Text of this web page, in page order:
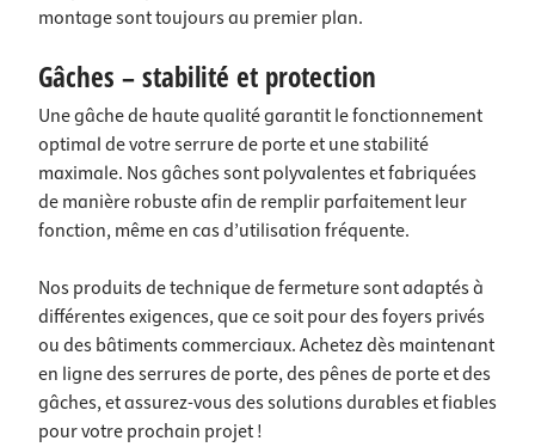
montage sont toujours au premier plan.
Gâches – stabilité et protection
Une gâche de haute qualité garantit le fonctionnement
optimal de votre serrure de porte et une stabilité
maximale. Nos gâches sont polyvalentes et fabriquées
de manière robuste afin de remplir parfaitement leur
fonction, même en cas d’utilisation fréquente.
Nos produits de technique de fermeture sont adaptés à
différentes exigences, que ce soit pour des foyers privés
ou des bâtiments commerciaux. Achetez dès maintenant
en ligne des serrures de porte, des pênes de porte et des
gâches, et assurez-vous des solutions durables et fiables
pour votre prochain projet !